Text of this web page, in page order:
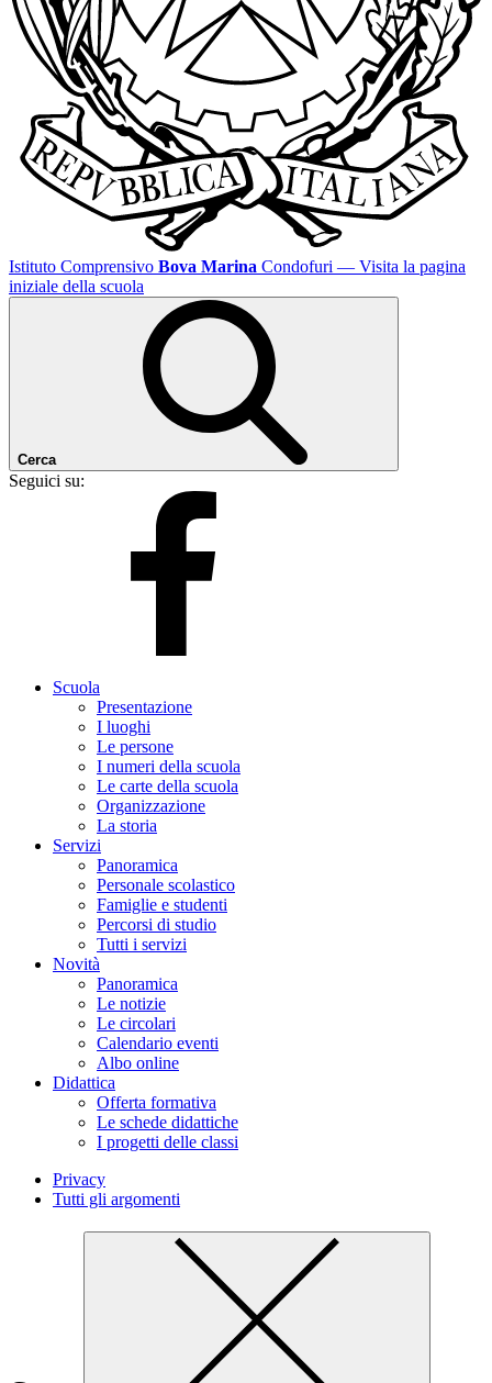
Istituto Comprensivo Bova Marina Condofuri — Visita la pagina
iniziale della scuola
Cerca
Seguici su:
Scuola
Presentazione
I luoghi
Le persone
I numeri della scuola
Le carte della scuola
Organizzazione
La storia
Servizi
Panoramica
Personale scolastico
Famiglie e studenti
Percorsi di studio
Tutti i servizi
Novità
Panoramica
Le notizie
Le circolari
Calendario eventi
Albo online
Didattica
Offerta formativa
Le schede didattiche
I progetti delle classi
Privacy
Tutti gli argomenti